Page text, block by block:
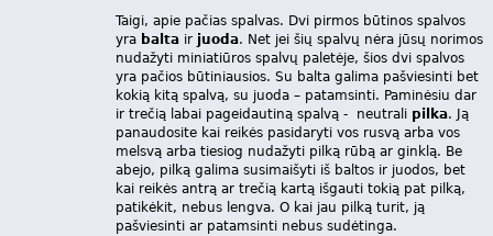
Taigi, apie pačias spalvas. Dvi pirmos būtinos spalvos
yra baltair juoda. Net jei šių spalvų nėra jūsų norimos
nudažyti miniatiūros spalvų paletėje, šios dvi spalvos
yra pačios būtiniausios. Su balta galima pašviesinti bet
kokią kitą spalvą, su juoda – patamsinti. Paminėsiu dar
ir trečią labai pageidautiną spalvą - neutrali pilka. Ją
panaudosite kai reikės pasidaryti vos rusvą arba vos
melsvą arba tiesiog nudažyti pilką rūbą ar ginklą. Be
abejo, pilką galima susimaišyti iš baltos ir juodos, bet
kai reikės antrą ar trečią kartą išgauti tokią pat pilką,
patikėkit, nebus lengva. O kai jau pilką turit, ją
pašviesinti ar patamsinti nebus sudėtinga.